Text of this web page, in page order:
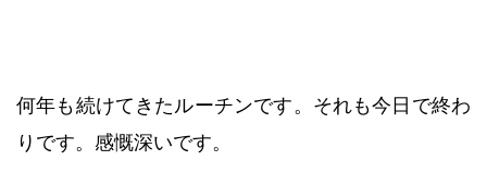
何年も続けてきたルーチンです。それも今日で終わ
りです。感慨深いです。